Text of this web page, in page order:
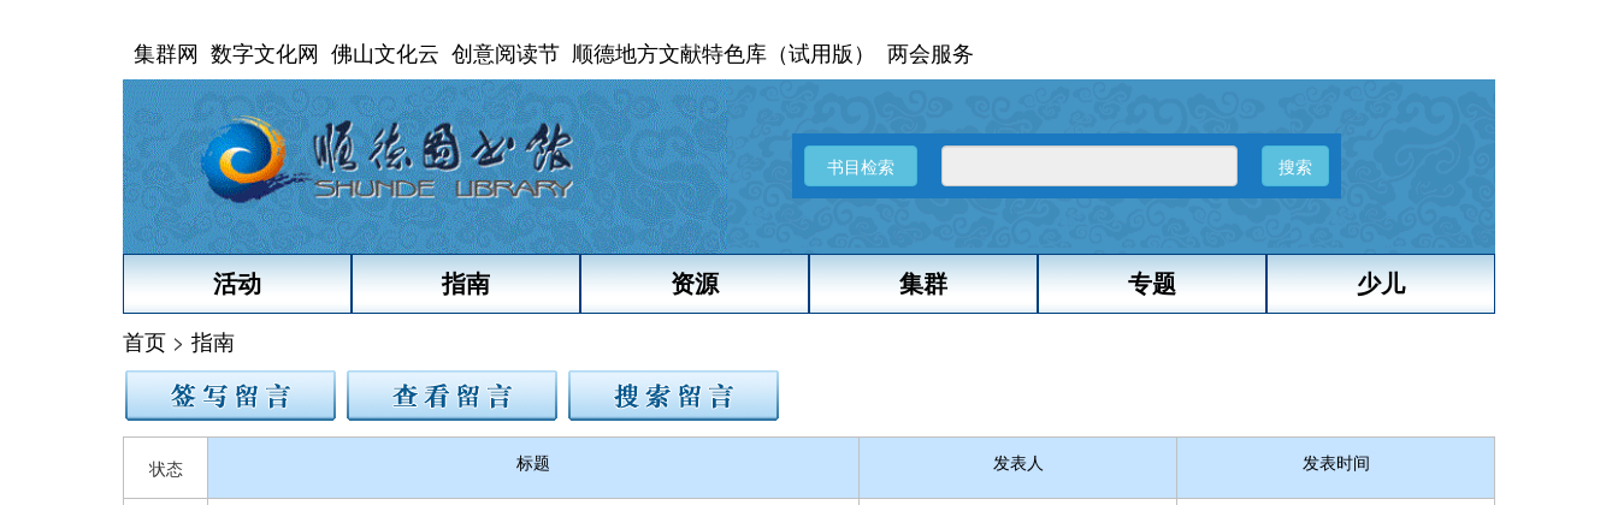
集群网 数字文化网 佛山文化云 创意阅读节 顺德地方文献特色库（试用版） 两会服务
书目检索 搜索
活动 指南 资源 集群 专题 少儿
首页 > 指南
状态 标题 发表人 发表时间